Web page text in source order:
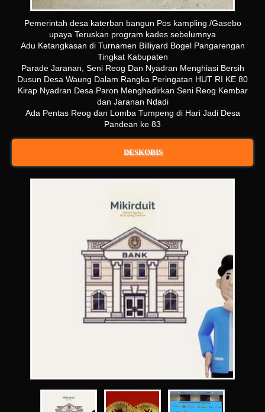
Pemerintah desa katerban bangun Pos kampling /Gasebo
upaya Teruskan program kades sebelumnya
Adu Ketangkasan di Turnamen Billiyard Bogel Pangarengan
Tingkat Kabupaten
Parade Jaranan, Seni Reog Dan Nyadran Menghiasi Bersih
Dusun Desa Waung Dalam Rangka Peringatan HUT RI KE 80
Kirap Nyadran Desa Paron Menghadirkan Seni Reog Kembar
dan Jaranan Ndadi
Ada Pentas Reog dan Lomba Tumpeng di Hari Jadi Desa
Pandean ke 83
DESKOBIS